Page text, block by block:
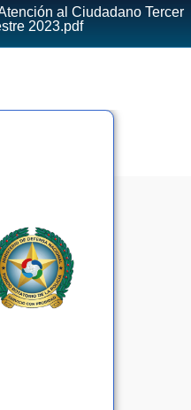
al Ciudadano Tercer
2023.pdf